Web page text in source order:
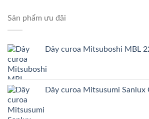
Sản phẩm ưu đãi
Dây curoa Mitsuboshi MBL
Dây curoa Mitsusumi Sanlux